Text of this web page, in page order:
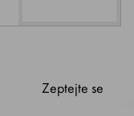
Zeptejte se